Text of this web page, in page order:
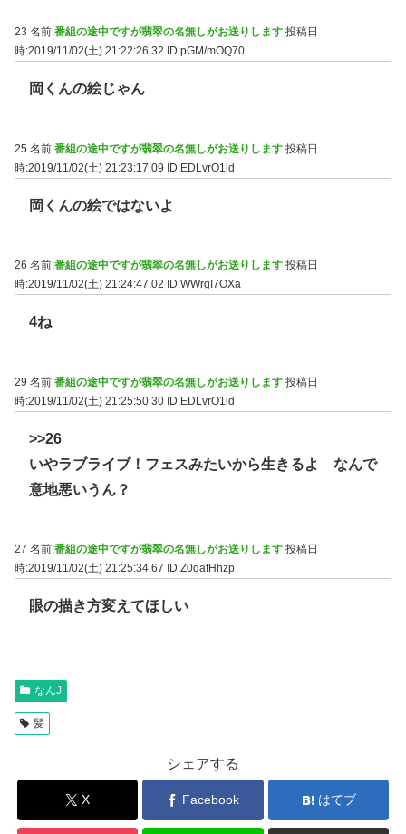
23 名前:番組の途中ですが翡翠の名無しがお送りします 投稿日
時:2019/11/02(土) 21:22:26.32
ID:pGM/mOQ70
岡くんの絵じゃん
25 名前:番組の途中ですが翡翠の名無しがお送りします 投稿日
時:2019/11/02(土) 21:23:17.09 ID:EDLvrO1id
岡くんの絵ではないよ
26 名前:番組の途中ですが翡翠の名無しがお送りします 投稿日
時:2019/11/02(土) 21:24:47.02
ID:WWrgI7OXa
4ね
29 名前:番組の途中ですが翡翠の名無しがお送りします 投稿日
時:2019/11/02(土) 21:25:50.30 ID:EDLvrO1id
>>26
いやラブライブ！フェスみたいから生きるよ なんで
意地悪いうん？
27 名前:番組の途中ですが翡翠の名無しがお送りします 投稿日
時:2019/11/02(土) 21:25:34.67
ID:Z0qafHhzp
眼の描き方変えてほしい
なんJ
髪
シェアする
X Facebook はてブ